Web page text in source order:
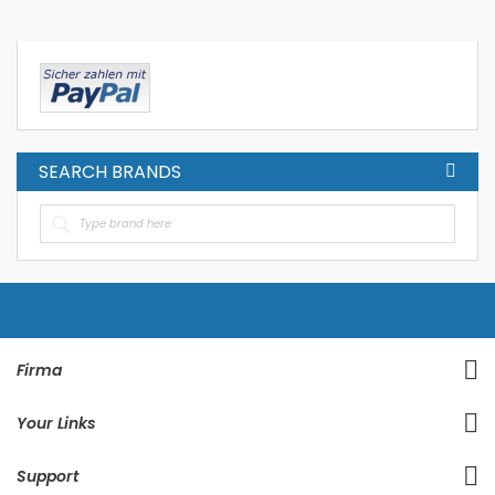
SEARCH BRANDS
Firma
Your Links
Support